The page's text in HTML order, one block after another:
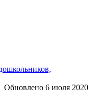
Обновлено 6 июля 2020